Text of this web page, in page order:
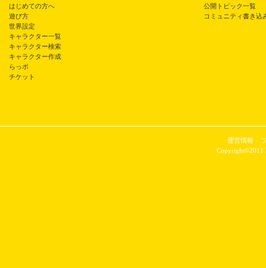
はじめての方へ
遊び方
世界設定
キャラクター一覧
キャラクター検索
キャラクター作成
らっポ
チケット
公開トピック一覧
コミュニティ書き込
運営情報
Copyright©2011